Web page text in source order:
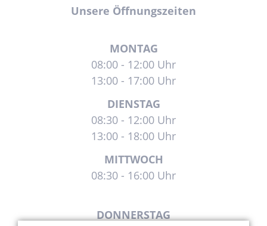
Unsere Öffnungszeiten
MONTAG
08:00 - 12:00 Uhr
13:00 - 17:00 Uhr
DIENSTAG
08:30 - 12:00 Uhr
13:00 - 18:00 Uhr
MITTWOCH
08:30 - 16:00 Uhr
DONNERSTAG